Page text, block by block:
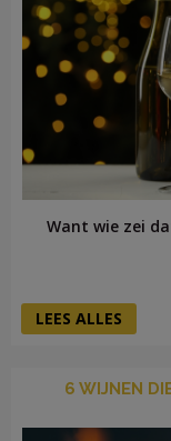
Want wie zei
LEES ALLES
6 WIJNEN